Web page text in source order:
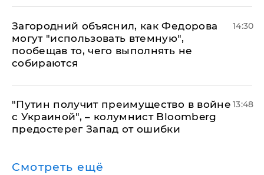
Загородний объяснил, как Федорова
могут "использовать втемную",
пообещав то, чего выполнять не
собираются
14:30
"Путин получит преимущество в войне
с Украиной", – колумнист Bloomberg
предостерег Запад от ошибки
13:48
Смотреть ещё